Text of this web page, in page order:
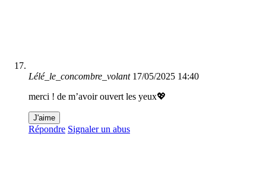
Lélé_le_concombre_volant 17/05/2025 14:40
merci ! de m’avoir ouvert les yeux💖
J'aime
Répondre Signaler un abus